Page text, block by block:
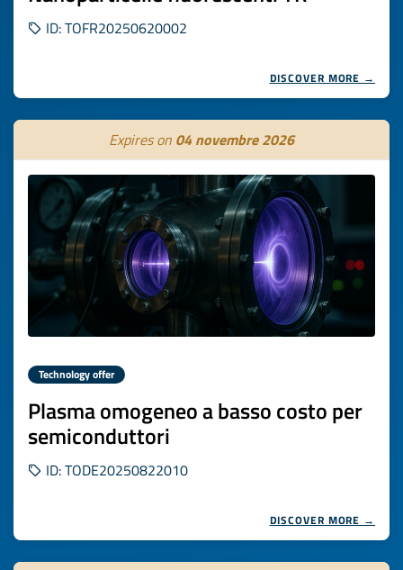
ID: TOFR20250620002
DISCOVER MORE →
Expires on 04 novembre 2026
Technology offer
Plasma omogeneo a basso costo per
semiconduttori
ID: TODE20250822010
DISCOVER MORE →